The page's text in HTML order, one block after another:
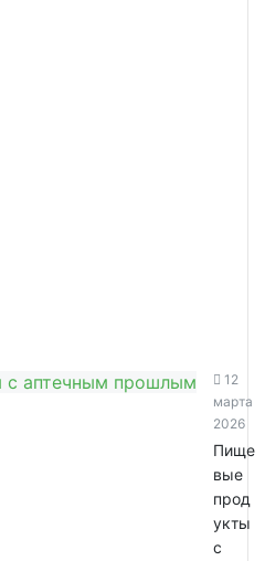
12
марта
2026
Пище
вые
прод
укты
с